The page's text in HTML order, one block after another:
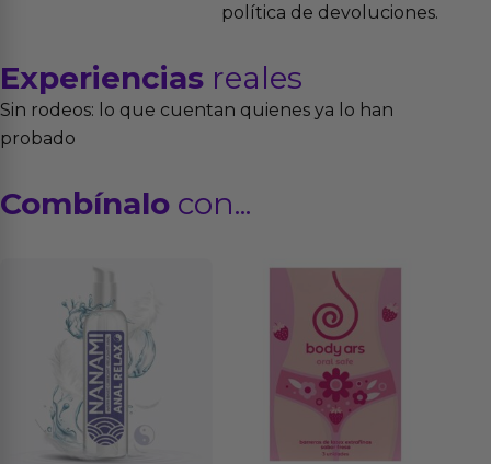
política de devoluciones.
Experiencias reales
Sin rodeos: lo que cuentan quienes ya lo han
probado
Combínalo con...